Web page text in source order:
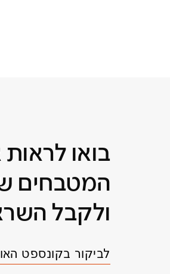
בואו
המטבחים
ולקבל
לביקור בקונספט